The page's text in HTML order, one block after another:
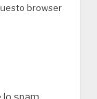
browser